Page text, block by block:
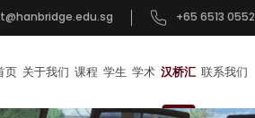
+65 6513 0552
页 关于我们 课程 学生 学术 汉桥汇 联系我们